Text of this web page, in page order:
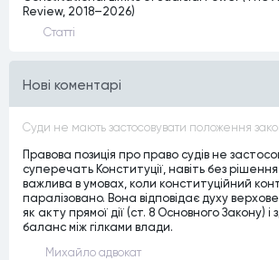
Review, 2018–2026)
Статтi
Нові коментарі
Правова позиція про право судів не
суперечать Конституції, навіть без
важлива в умовах, коли конституційний
паралізовано. Вона відповідає духу
як акту прямої дії (ст. 8 Основного Закону) і
баланс між гілками влади.
Михайло адвокат